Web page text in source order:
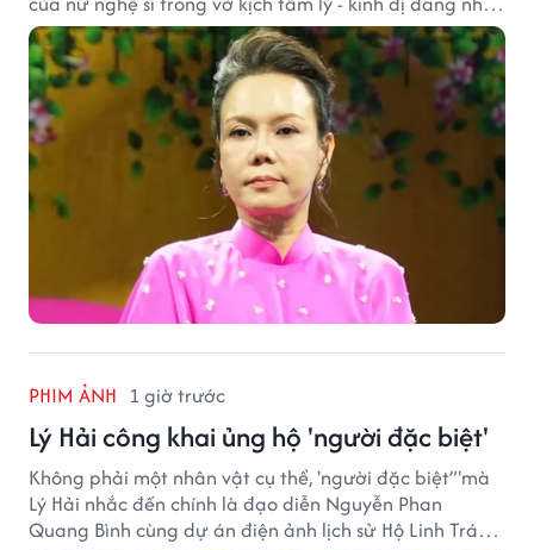
được nhiều quan tâm từ công chúng.
PHIM ẢNH 1 giờ trước
Lý Hải công khai ủng hộ 'người đặc biệt'
Không phải một nhân vật cụ thể, 'người đặc biệt”'mà
Lý Hải nhắc đến chính là đạo diễn Nguyễn Phan
Quang Bình cùng dự án điện ảnh lịch sử Hộ Linh Tráng